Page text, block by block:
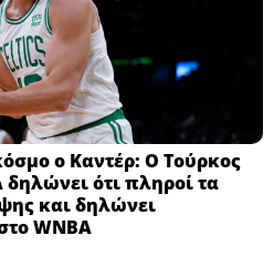
ο Καντέρ: Ο Τούρκος
ότι πληροί τα
και δηλώνει
WNBA